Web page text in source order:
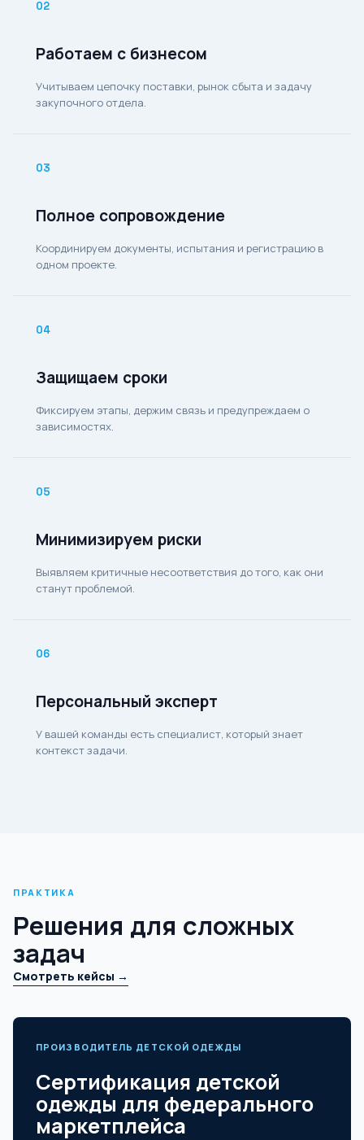
02
Работаем с бизнесом
Учитываем цепочку поставки, рынок сбыта и задачу
закупочного отдела.
03
Полное сопровождение
Координируем документы, испытания и регистрацию в
одном проекте.
04
Защищаем сроки
Фиксируем этапы, держим связь и предупреждаем о
зависимостях.
05
Минимизируем риски
Выявляем критичные несоответствия до того, как они
станут проблемой.
06
Персональный эксперт
У вашей команды есть специалист, который знает
контекст задачи.
ПРАКТИКА
Решения для сложных
задач
Смотреть кейсы →
ПРОИЗВОДИТЕЛЬ ДЕТСКОЙ ОДЕЖДЫ
Сертификация детской
одежды для федерального
маркетплейса